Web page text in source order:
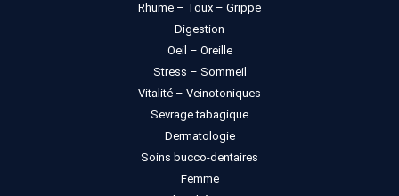
Rhume – Toux – Grippe
Digestion
Oeil – Oreille
Stress – Sommeil
Vitalité – Veinotoniques
Sevrage tabagique
Dermatologie
Soins bucco-dentaires
Femme